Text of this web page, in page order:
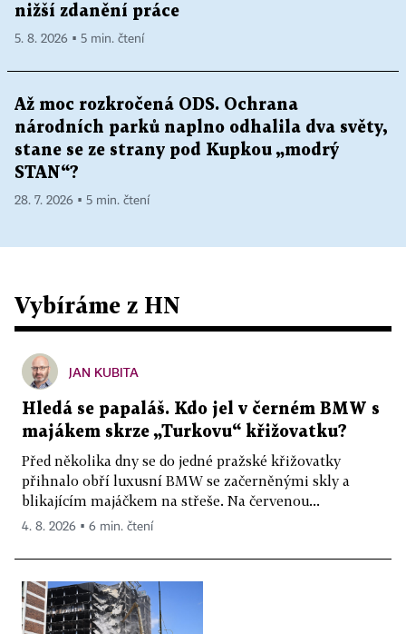
nižší zdanění práce
5. 8. 2026 ▪ 5 min. čtení
Až moc rozkročená ODS. Ochrana
národních parků naplno odhalila dva světy,
stane se ze strany pod Kupkou „modrý
STAN“?
28. 7. 2026 ▪ 5 min. čtení
Vybíráme z HN
JAN KUBITA
Hledá se papaláš. Kdo jel v černém BMW s
majákem skrze „Turkovu“ křižovatku?
Před několika dny se do jedné pražské křižovatky
přihnalo obří luxusní BMW se začerněnými skly a
blikajícím majáčkem na střeše. Na červenou...
4. 8. 2026 ▪ 6 min. čtení